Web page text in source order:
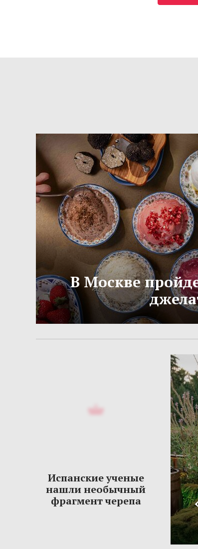
В Москве
Испанские ученые
нашли необычный
фрагмент черепа